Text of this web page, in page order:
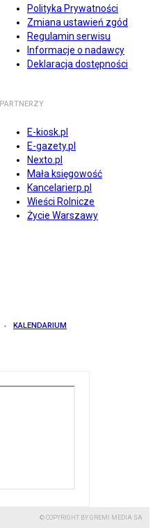
Polityka Prywatności
Zmiana ustawień zgód
Regulamin serwisu
Informacje o nadawcy
Deklaracja dostępności
PARTNERZY
E-kiosk.pl
E-gazety.pl
Nexto.pl
Mała księgowość
Kancelarierp.pl
Wieści Rolnicze
Życie Warszawy
KALENDARIUM
© COPYRIGHT BY GREMI MEDIA SA